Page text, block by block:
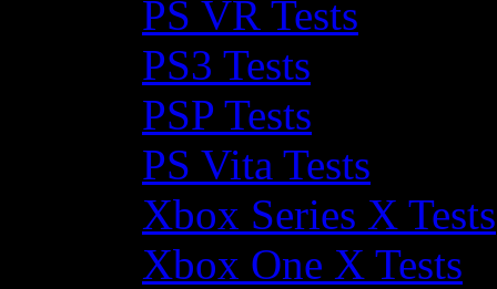
PS VR Tests
PS3 Tests
PSP Tests
PS Vita Tests
Xbox Series X Tests
Xbox One X Tests